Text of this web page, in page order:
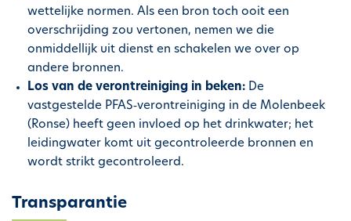
wettelijke normen. Als een bron toch ooit een
overschrijding zou vertonen, nemen we die
onmiddellijk uit dienst en schakelen we over op
andere bronnen.
Los van de verontreiniging in beken: De
vastgestelde PFAS‐verontreiniging in de Molenbeek
(Ronse) heeft geen invloed op het drinkwater; het
leidingwater komt uit gecontroleerde bronnen en
wordt strikt gecontroleerd.
Transparantie